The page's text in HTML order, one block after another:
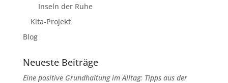
Inseln der Ruhe
Kita-Projekt
Blog
Neueste Beiträge
Eine positive Grundhaltung im Alltag: Tipps aus der